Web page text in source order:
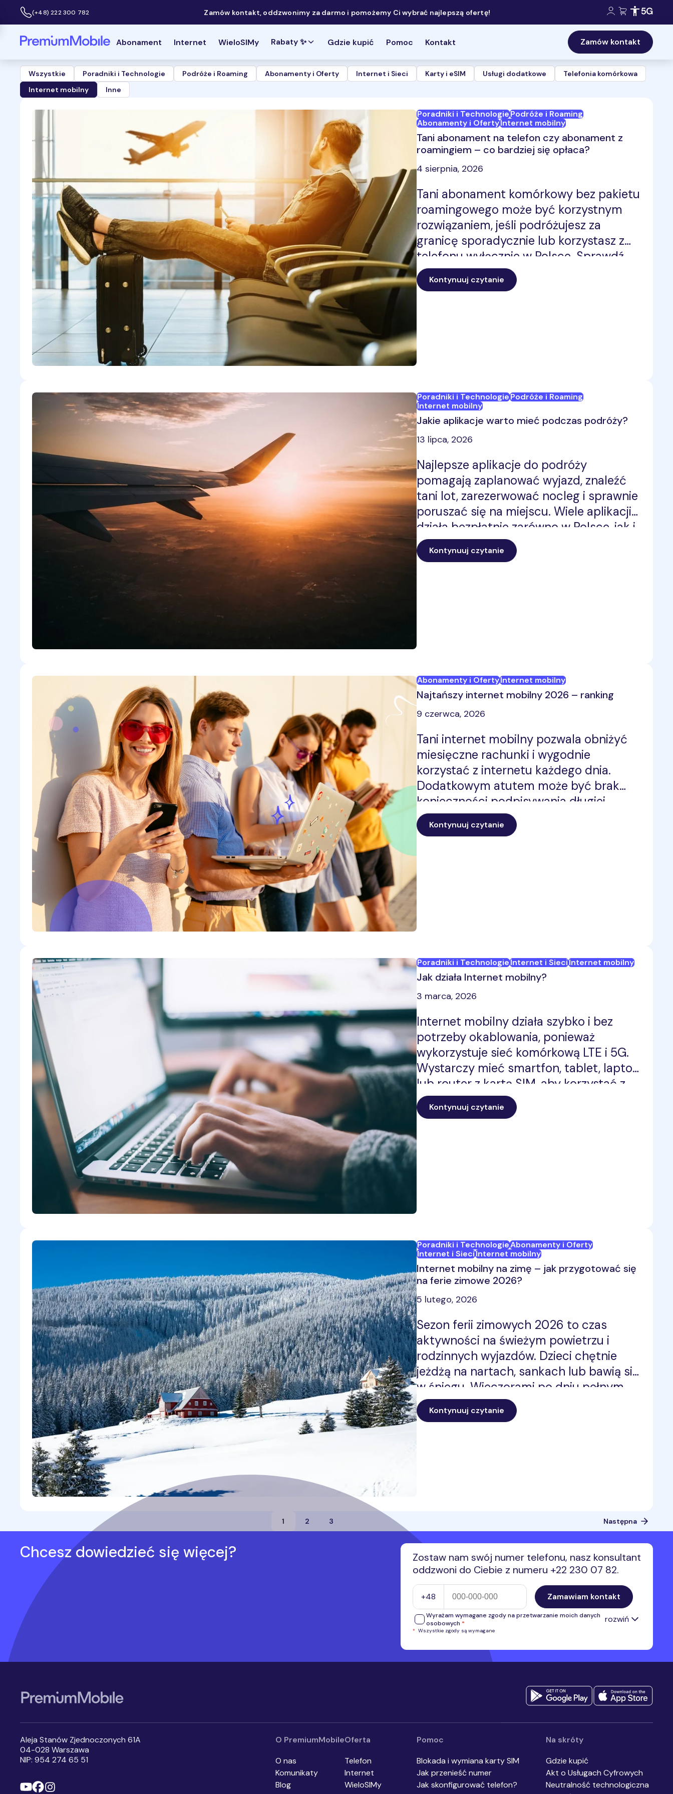
Infolinia:
(+48) 222 300 782 Zamów kontakt, oddzwonimy za darmo i pomożemy Ci wybrać najlepszą ofertę! Konto klienta:
Koszyk:Zasięg
Powróć do strony głównej Abonament Internet WieloSIMy Rabaty ✨ Gdzie kupić Pomoc Kontakt Zamów kontakt
Wszystkie Poradniki i Technologie Podróże i Roaming Abonamenty i Oferty Internet i Sieci Karty i eSIM Usługi dodatkowe
Telefonia komórkowa
Internet mobilny
Inne
Poradniki i TechnologiePodróże i Roaming
Abonamenty i OfertyInternet mobilny
Tani abonament na telefon czy abonament z
roamingiem – co bardziej się opłaca?
4 sierpnia, 2026
Tani abonament komórkowy bez pakietu
roamingowego może być korzystnym
rozwiązaniem, jeśli podróżujesz za
granicę sporadycznie lub korzystasz z
telefonu wyłącznie w Polsce. Sprawdź
porównanie taniego abonamentu
komórkowego z abonamentem z
Kontynuuj czytanie
Poradniki i TechnologiePodróże i Roaming
Internet mobilny
Jakie aplikacje warto mieć podczas podróży?
13 lipca, 2026
Najlepsze aplikacje do podróży
pomagają zaplanować wyjazd, znaleźć
tani lot, zarezerwować nocleg i sprawnie
poruszać się na miejscu. Wiele aplikacji
działa bezpłatnie zarówno w Polsce, jak i
za granicą. Aby korzystać z nich
swobodnie, warto zadbać o stabilny
Kontynuuj czytanie
Abonamenty i OfertyInternet mobilny
Najtańszy internet mobilny 2026 – ranking
9 czerwca, 2026
Tani internet mobilny pozwala obniżyć
miesięczne rachunki i wygodnie
korzystać z internetu każdego dnia.
Dodatkowym atutem może być brak
konieczności podpisywania długiej
umowy. Jeśli zastanawiasz się, jaki
internet mobilny wybrać w 2026 roku,
Kontynuuj czytanie
Poradniki i TechnologieInternet i SieciInternet mobilny
Jak działa Internet mobilny?
3 marca, 2026
Internet mobilny działa szybko i bez
potrzeby okablowania, ponieważ
wykorzystuje sieć komórkową LTE i 5G.
Wystarczy mieć smartfon, tablet, laptop
lub router z kartą SIM, aby korzystać z
internetu w domu, pracy lub w podróży.
Technologia 5G w PremiumMobile
Kontynuuj czytanie
Poradniki i TechnologieAbonamenty i Oferty
Internet i SieciInternet mobilny
Internet mobilny na zimę – jak przygotować się
na ferie zimowe 2026?
5 lutego, 2026
Sezon ferii zimowych 2026 to czas
aktywności na świeżym powietrzu i
rodzinnych wyjazdów. Dzieci chętnie
jeżdżą na nartach, sankach lub bawią się
w śniegu. Wieczorami po dniu pełnym
ruchu oraz w trakcie podróży sięgają po
internet. Internet mobilny 5G na zimę od
jak wybrać najlepszy internet mobilny
na ferie.
Kontynuuj czytanie
1 2 3 Następna
Chcesz dowiedzieć się więcej?
Zostaw nam swój numer telefonu, nasz konsultant
oddzwoni do Ciebie z numeru +22 230 07 82.
Numer telefonu
+48 Zamawiam kontakt
Wyrażam wymagane zgody na przetwarzanie moich danych
osobowych * rozwiń
Wyrażam zgodę na przetwarzanie przez Premium Mobile Sp. z o.o. numeru
informacje na temat przetwarzania danych osobowych.
automatycznych systemów wywołujących lub telekomunikacyjnych
urządzeń końcowych, w szczególności w ramach korzystania z usług
komunikacji interpersonalnej, z wykorzystaniem telefonu, SMS, MMS.*
* Wszystkie zgody są wymagane
Aleja Stanów Zjednoczonych 61A
04-028 Warszawa
NIP: 954 274 65 51
O PremiumMobile
O nas
Komunikaty
Blog
Oferta
Telefon
Internet
WieloSIMy
Pomoc
Blokada i wymiana karty SIM
Jak przenieść numer
Jak skonfigurować telefon?
Na skróty
Gdzie kupić
Akt o Usługach Cyfrowych
Neutralność technologiczna